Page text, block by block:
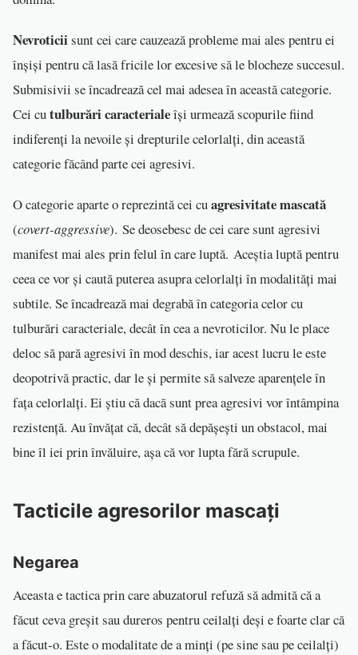
Nevroticiisunt cei care cauzează probleme mai ales pentru ei
înșiși pentru că lasă fricile lor excesive să le blocheze succesul.
Submisivii se încadrează cel mai adesea în această categorie.
Cei cutulburări caracterialeîși urmează scopurile fiind
indiferenți la nevoile și drepturile celorlalți, din această
categorie făcând parte cei agresivi.
O categorie aparte o reprezintă cei cuagresivitate mascată
(covert-aggressive). Se deosebesc de cei care sunt agresivi
manifest mai ales prin felul în care luptă. Aceștia luptă pentru
ceea ce vor și caută puterea asupra celorlalți în modalități mai
subtile. Se încadrează mai degrabă în categoria celor cu
tulburări caracteriale, decât în cea a nevroticilor. Nu le place
deloc să pară agresivi în mod deschis, iar acest lucru le este
deopotrivă practic, dar le și permite să salveze aparențele în
fața celorlalți. Ei știu că dacă sunt prea agresivi vor întâmpina
rezistență. Au învățat că, decât să depășești un obstacol, mai
bine îl iei prin învăluire, așa că vor lupta fără scrupule.
Tacticile agresorilor mascați
Negarea
Aceasta e tactica prin care abuzatorul refuză să admită că a
făcut ceva greșit sau dureros pentru ceilalți deși e foarte clar că
a făcut-o. Este o modalitate de a minți (pe sine sau pe ceilalți)